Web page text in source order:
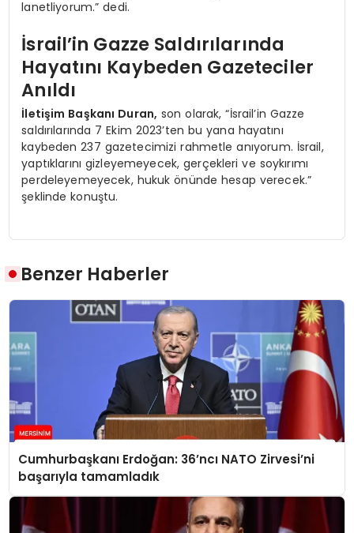
lanetliyorum.” dedi.
İsrail’in Gazze Saldırılarında
Hayatını Kaybeden Gazeteciler
Anıldı
İletişim Başkanı Duran, son olarak, “İsrail’in Gazze
saldırılarında 7 Ekim 2023’ten bu yana hayatını
kaybeden 237 gazetecimizi rahmetle anıyorum. İsrail,
yaptıklarını gizleyemeyecek, gerçekleri ve soykırımı
perdeleyemeyecek, hukuk önünde hesap verecek.”
şeklinde konuştu.
Benzer Haberler
Cumhurbaşkanı Erdoğan: 36’ncı NATO Zirvesi’ni
başarıyla tamamladık